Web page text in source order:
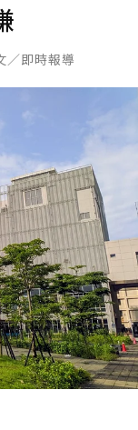
／即時報導